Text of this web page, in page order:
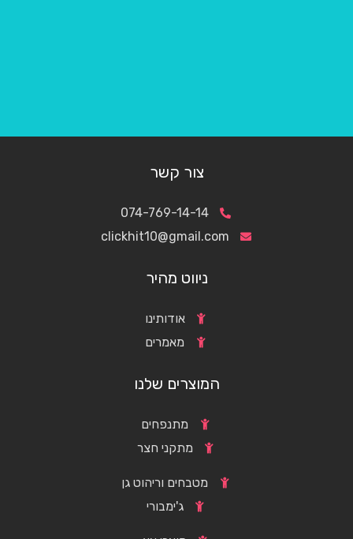
צור קשר
074-769-14-14
clickhit10@gmail.com
ניווט מהיר
אודותינו
מאמרים
המוצרים שלנו
מתנפחים
מתקני חצר
מטבחים וריהוט גן
ג'ימבורי